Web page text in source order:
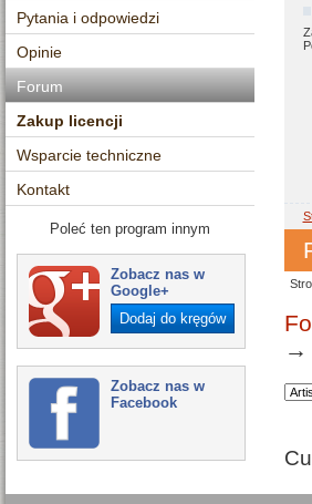
Pytania i odpowiedzi
Opinie
Forum
Zakup licencji
Wsparcie techniczne
Kontakt
Poleć ten program innym
Zobacz nas w
Google+
Dodaj do kręgów
Zobacz nas w
Facebook
→